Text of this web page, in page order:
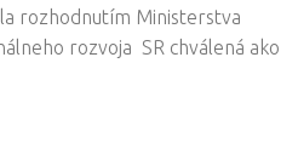
rozhodnutím Ministerstva
rozvoja SR chválená ako